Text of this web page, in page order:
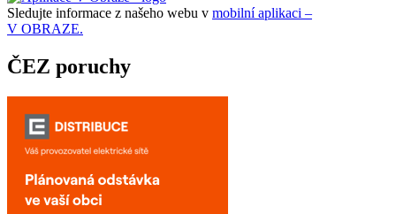
Sledujte informace z našeho webu v mobilní aplikaci –
V OBRAZE.
ČEZ poruchy